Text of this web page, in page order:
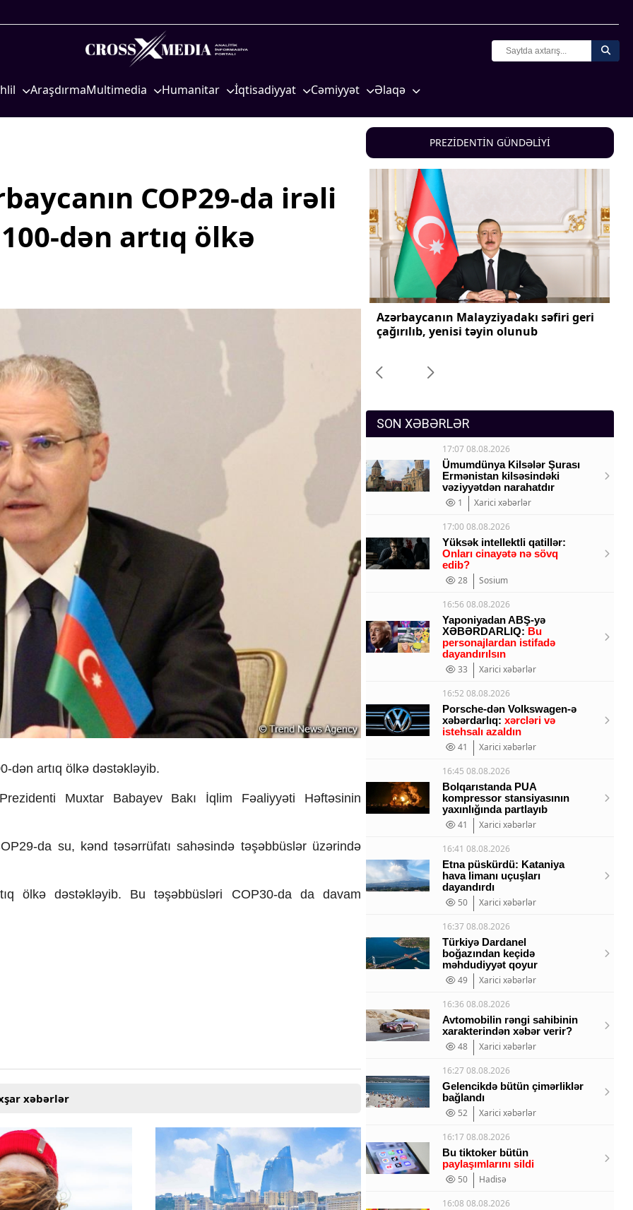
AraşdırmaMultimedia Humanitar
Mədəniyyətimizin Zəfəri
Zəfər Diasporu
Səhiyyə
İqtisadiyyat
Kənd təsərrüfatı
Hərbi sənaye
Cəmiyyət
Məhkəmə və hüquq
Zəfər - 5
Gənclər və İdman
Media və QHT
Mətbuat-150
Əlaqə
COP29-da irəli
dən artıq ölkə
dən artıq ölkə dəstəkləyib.
Muxtar Babayev Bakı İqlim Fəaliyyəti Həftəsinin
da su, kənd təsərrüfatı sahəsində təşəbbüslər üzərində
ölkə dəstəkləyib. Bu təşəbbüsləri COP30-da da davam
xəbərlər
PREZİDENTİN GÜNDƏLİYİ
Azərbaycan Beynəlxalq İnvestisiya
Forumunun Təşkilat Komitəsi yaradılıb
Azərbaycanın Malayziyadakı səfiri geri
çağırılıb, yenisi təyin olunub
SON XƏBƏRLƏR
17:07 08.08.2026
Ümumdünya Kilsələr Şurası
Ermənistan kilsəsindəki
vəziyyətdən narahatdır
1
Xarici xəbərlər
17:00 08.08.2026
Yüksək intellektli qatillər:
Onları cinayətə nə sövq
edib?
28
Sosium
16:56 08.08.2026
Yaponiyadan ABŞ-yə
XƏBƏRDARLIQ: Bu
personajlardan istifadə
dayandırılsın
33
Xarici xəbərlər
16:52 08.08.2026
Porsche-dən Volkswagen-ə
xəbərdarlıq: xərcləri və
istehsalı azaldın
41
Xarici xəbərlər
16:45 08.08.2026
Bolqarıstanda PUA
kompressor stansiyasının
yaxınlığında partlayıb
41
Xarici xəbərlər
16:41 08.08.2026
Etna püskürdü: Kataniya
hava limanı uçuşları
dayandırdı
50
Xarici xəbərlər
16:37 08.08.2026
Türkiyə Dardanel
boğazından keçidə
məhdudiyyət qoyur
49
Xarici xəbərlər
16:36 08.08.2026
Avtomobilin rəngi sahibinin
xarakterindən xəbər verir?
48
Xarici xəbərlər
16:27 08.08.2026
Gelencikdə bütün çimərliklər
bağlandı
52
Xarici xəbərlər
16:17 08.08.2026
Bu tiktoker bütün
paylaşımlarını sildi
50
Hadisə
16:08 08.08.2026